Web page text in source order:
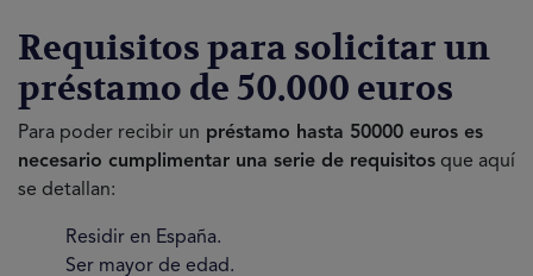
Requisitos para solicitar un
préstamo de 50.000 euros
Para poder recibir un préstamo hasta 50000 euros es
necesario cumplimentar una serie de requisitos que aquí
se detallan:
Residir en España.
Ser mayor de edad.